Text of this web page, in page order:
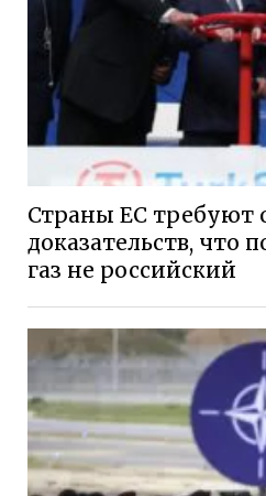
Страны ЕС требуют
доказательств, что
газ не российский